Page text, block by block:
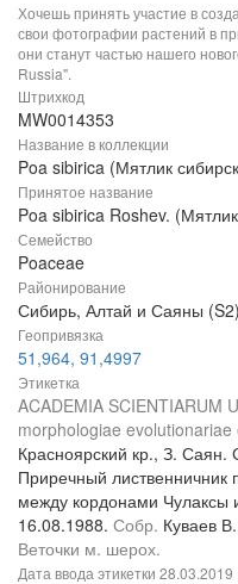
Хочешь принять участие в
свои фотографии растений в
они станут частью нашего
Russia".
Штрихкод
MW0014353
Название в коллекции
Poa sibirica (Мятлик
Принятое название
Poa sibirica Roshev.
Семейство
Poaceae
Районирование
Сибирь, Алтай и Саяны
Геопривязка
51,964, 91,4997
Этикетка
ACADEMIA SCIENTIARUM
morphologiae
Красноярский кр., З.
Приречный лиственничник
между кордонами Чулаксы
16.08.1988. Собр. Куваев
Веточки м. шерох.
Дата ввода этикетки 28.03.2019